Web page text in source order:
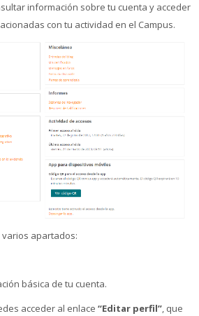
información sobre tu cuenta y acceder
con tu actividad en el Campus.
apartados:
básica de tu cuenta.
acceder al enlace “Editar perfil”, que